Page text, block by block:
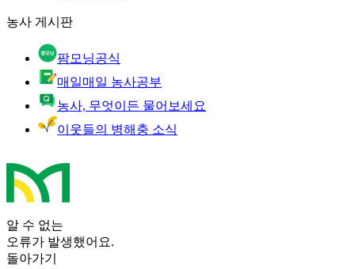
농사 게시판
팜모닝공식
매일매일 농사공부
농사, 무엇이든 물어보세요
이웃들의 병해충 소식
알 수 없는
오류가 발생했어요.
돌아가기